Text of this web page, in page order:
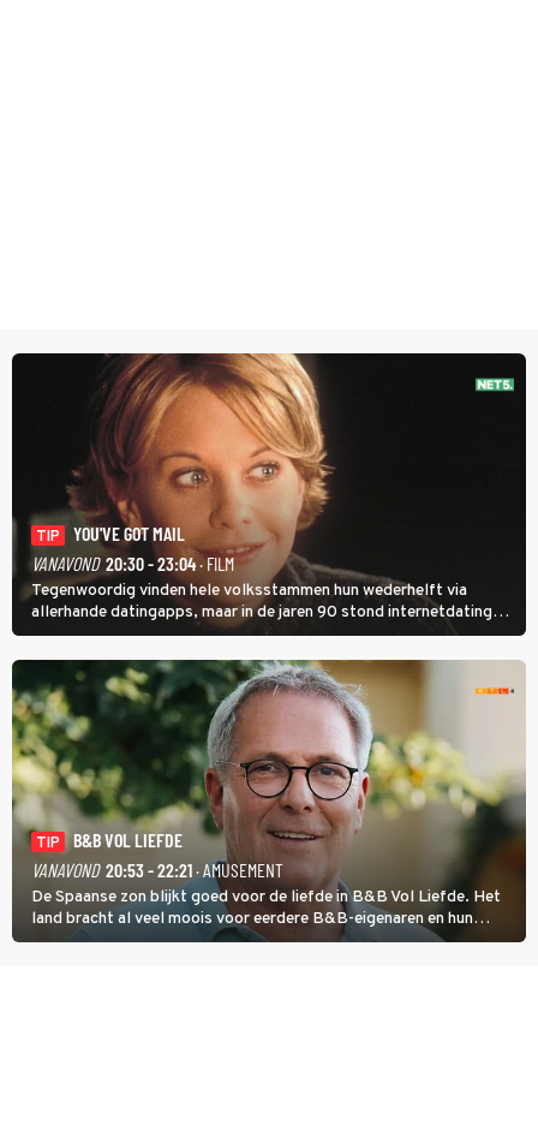
TIP
YOU'VE GOT MAIL
VANAVOND 20:30 - 23:04· FILM
Tegenwoordig vinden hele volksstammen hun wederhelft via
allerhande datingapps, maar in de jaren 90 stond internetdating
nog in de kinderschoenen. In de film You've Got Mail zie je dat
terug.
TIP
B&B VOL LIEFDE
VANAVOND 20:53 - 22:21· AMUSEMENT
De Spaanse zon blijkt goed voor de liefde in B&B Vol Liefde. Het
land bracht al veel moois voor eerdere B&B-eigenaren en hun
partners. Ook Paul runt zijn gastenverblijf in Spanje. De 62-jarige